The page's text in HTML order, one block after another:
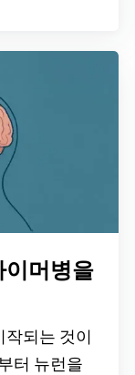
이머병을
되는 것이
터 뉴런을